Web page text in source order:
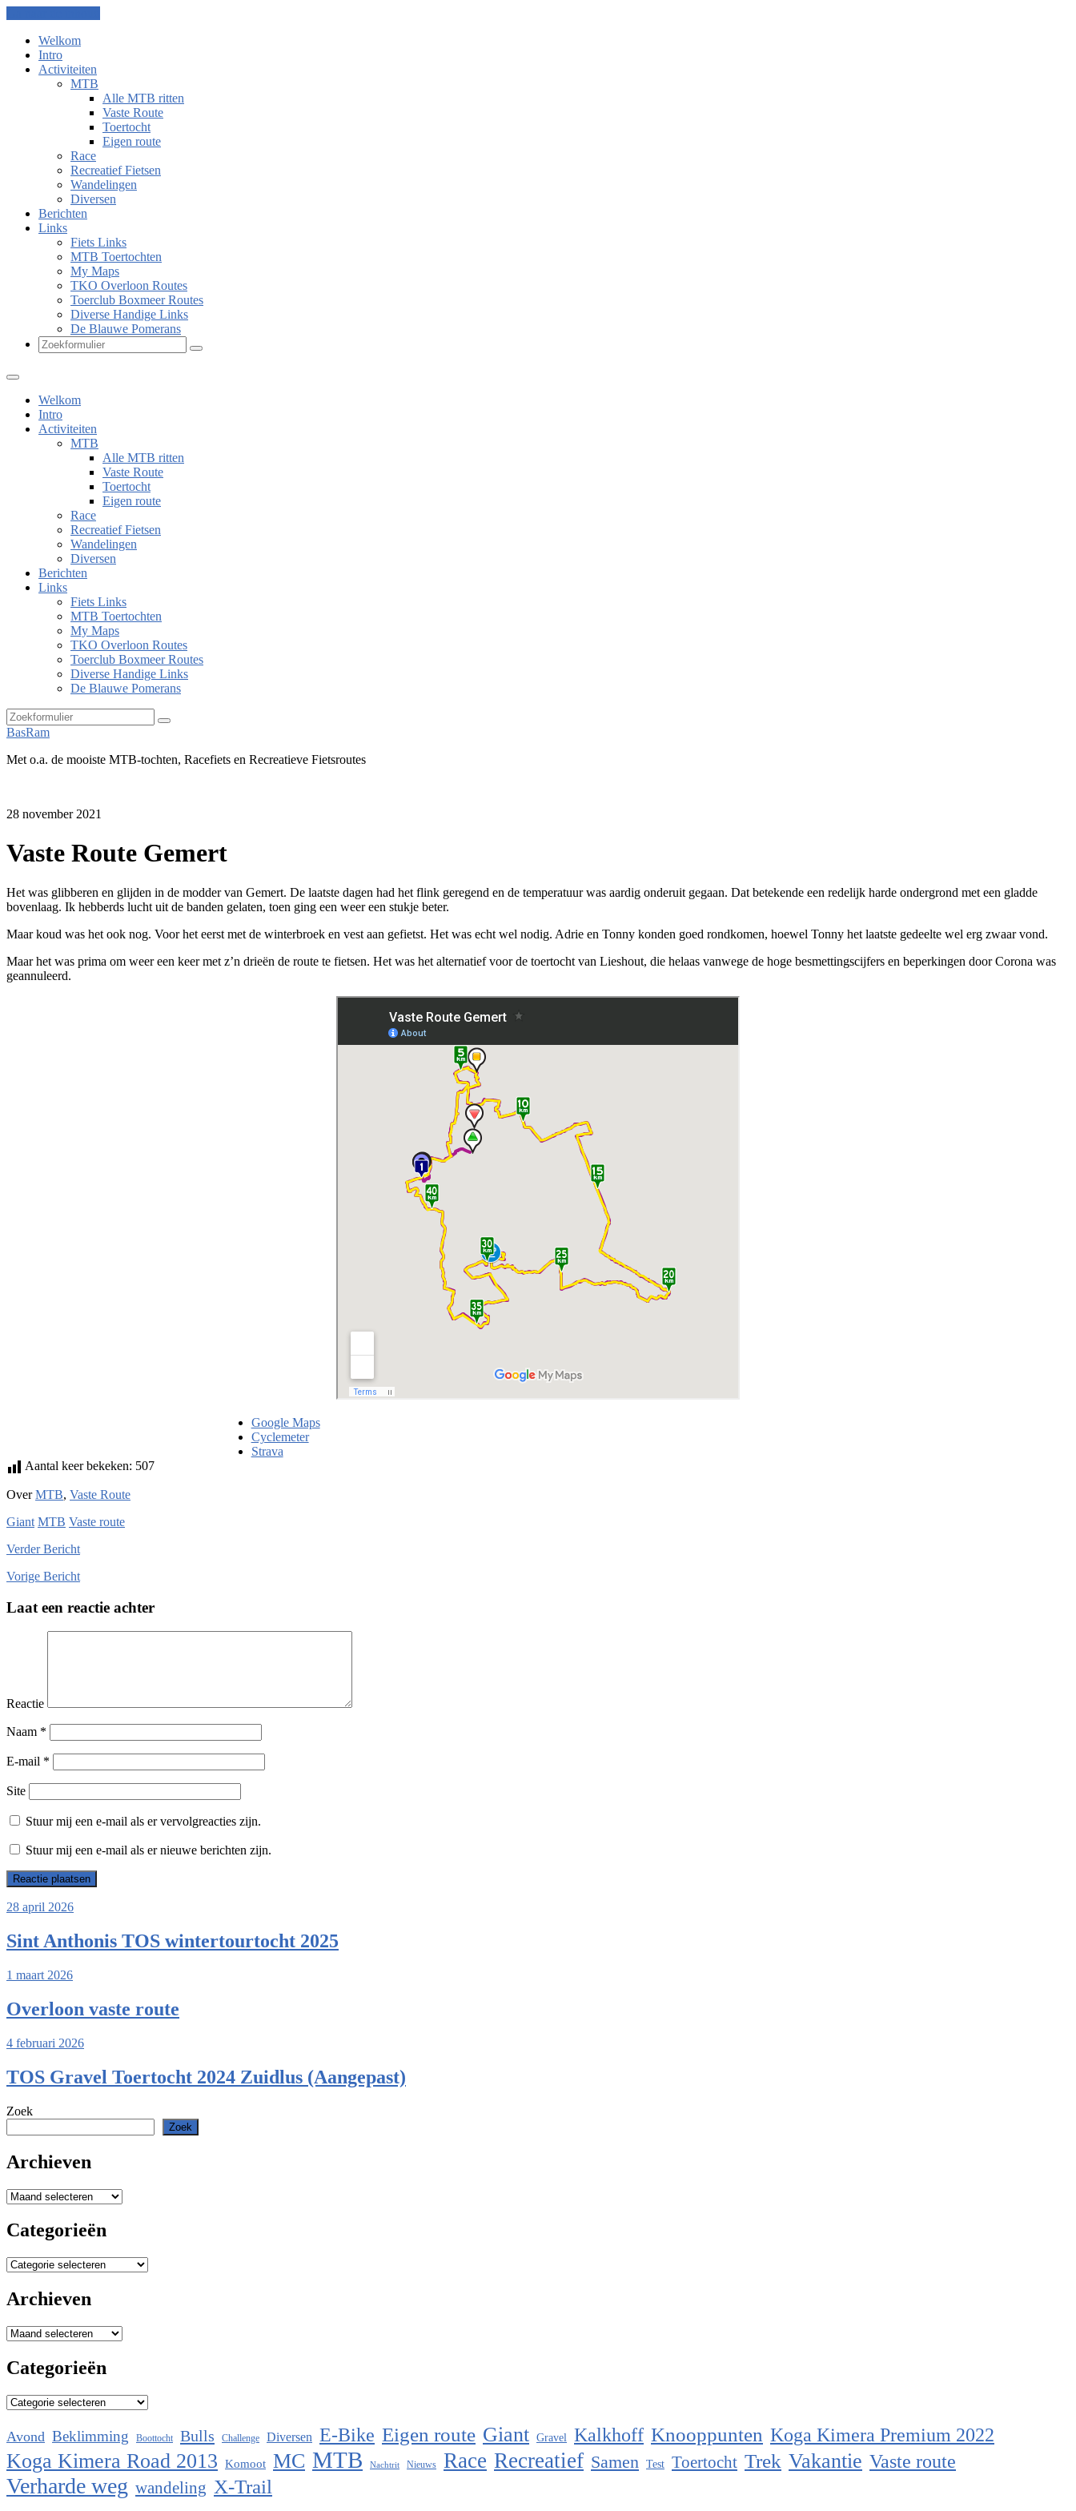
Welkom
Intro
Activiteiten
MTB
Alle MTB ritten
Vaste Route
Toertocht
Eigen route
Race
Recreatief Fietsen
Wandelingen
Diversen
Berichten
Links
Fiets Links
MTB Toertochten
My Maps
TKO Overloon Routes
Toerclub Boxmeer Routes
Diverse Handige Links
De Blauwe Pomerans
Zoeken
Welkom
Intro
Activiteiten
MTB
Alle MTB ritten
Vaste Route
Toertocht
Eigen route
Race
Recreatief Fietsen
Wandelingen
Diversen
Berichten
Links
Fiets Links
MTB Toertochten
My Maps
TKO Overloon Routes
Toerclub Boxmeer Routes
Diverse Handige Links
De Blauwe Pomerans
Zoeken
BasRam
Met o.a. de mooiste MTB-tochten, Racefiets en Recreatieve Fietsroutes
28 november 2021
Vaste Route Gemert
Het was glibberen en glijden in de modder van Gemert. De laatste dagen had het flink geregend en de temperatuur was aardig onderuit gegaan. Dat betekende een redelijk harde ondergrond met een gladde
bovenlaag. Ik hebberds lucht uit de banden gelaten, toen ging een weer een stukje beter.
Maar koud was het ook nog. Voor het eerst met de winterbroek en vest aan gefietst. Het was echt wel nodig. Adrie en Tonny konden goed rondkomen, hoewel Tonny het laatste gedeelte wel erg zwaar vond.
Maar het was prima om weer een keer met z’n drieën de route te fietsen. Het was het alternatief voor de toertocht van Lieshout, die helaas vanwege de hoge besmettingscijfers en beperkingen door Corona was
geannuleerd.
Google Maps
Cyclemeter
Strava
Aantal keer bekeken: 507
OverMTB, Vaste Route
Giant MTB Vaste route
VerderBericht
Vorige Bericht
Laat een reactie achter
Reactie
Naam *
E-mail *
Site
Stuur mij een e-mail als er vervolgreacties zijn.
Stuur mij een e-mail als er nieuwe berichten zijn.
28 april 2026
Sint Anthonis TOS wintertourtocht 2025
1 maart 2026
Overloon vaste route
4 februari 2026
TOS Gravel Toertocht 2024 Zuidlus (Aangepast)
Zoek
Zoek
Archieven
Archieven
Categorieën
Categorieën
Archieven
Archieven
Categorieën
Categorieën
Avond Beklimming Boottocht Bulls Challenge Diversen E-Bike Eigen route Giant Gravel Kalkhoff Knooppunten Koga Kimera Premium 2022
Koga Kimera Road 2013 Komoot MC MTB Nachtrit Nieuws Race Recreatief Samen Test Toertocht Trek Vakantie Vaste route
Verharde weg wandeling X-Trail